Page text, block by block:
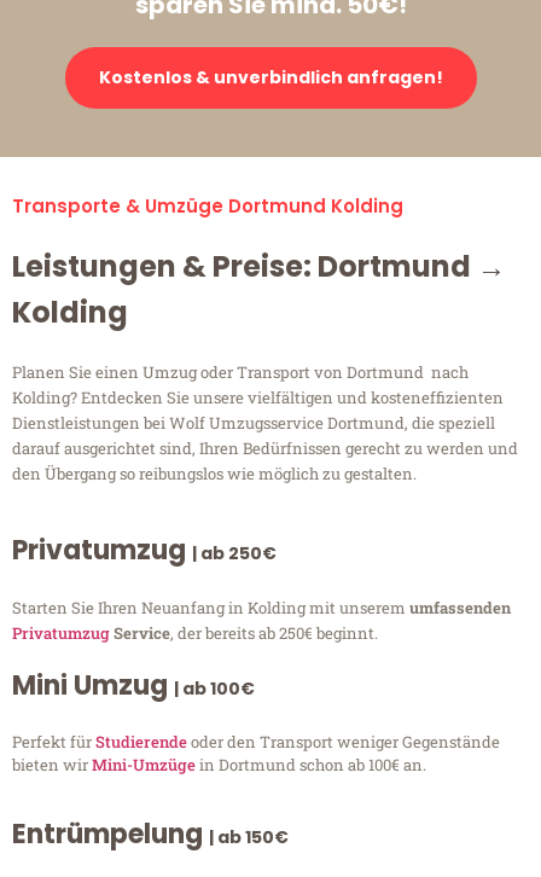
Kostenlos & unverbindlich anfragen!
Transporte & Umzüge Dortmund Kolding
Leistungen & Preise: Dortmund →
Kolding
Planen Sie einen Umzug oder Transport von Dortmund nach
Kolding? Entdecken Sie unsere vielfältigen und kosteneffizienten
Dienstleistungen bei Wolf Umzugsservice Dortmund, die speziell
darauf ausgerichtet sind, Ihren Bedürfnissen gerecht zu werden und
den Übergang so reibungslos wie möglich zu gestalten.
Privatumzug | ab 250€
Starten Sie Ihren Neuanfang in Kolding mit unserem umfassenden
PrivatumzugService, der bereits ab 250€ beginnt.
Mini Umzug | ab 100€
Perfekt fürStudierendeoder den Transport weniger Gegenstände
bieten wirMini-Umzügein Dortmund schon ab 100€ an.
Entrümpelung | ab 150€